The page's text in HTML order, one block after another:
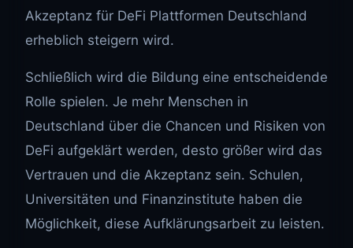
Akzeptanz für DeFi Plattformen Deutschland
erheblich steigern wird.
Schließlich wird die Bildung eine entscheidende
Rolle spielen. Je mehr Menschen in
Deutschland über die Chancen und Risiken von
DeFi aufgeklärt werden, desto größer wird das
Vertrauen und die Akzeptanz sein. Schulen,
Universitäten und Finanzinstitute haben die
Möglichkeit, diese Aufklärungsarbeit zu leisten.